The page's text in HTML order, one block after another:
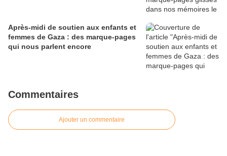
Après-midi de soutien aux enfants et
femmes de Gaza : des marque-pages
qui nous parlent encore
Commentaires
Ajouter un commentaire